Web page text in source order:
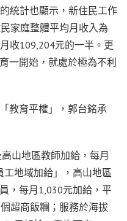
統計也顯示，新住民工作
家庭整體平均月收入為
收109,204元的一半。更
一開始，就處於極為不利
教育平權」，郭台銘承
山地區教師加給，每月
地域加給」，高山地區
，每月1,030元加給，平
超商飯糰；服務於海拔